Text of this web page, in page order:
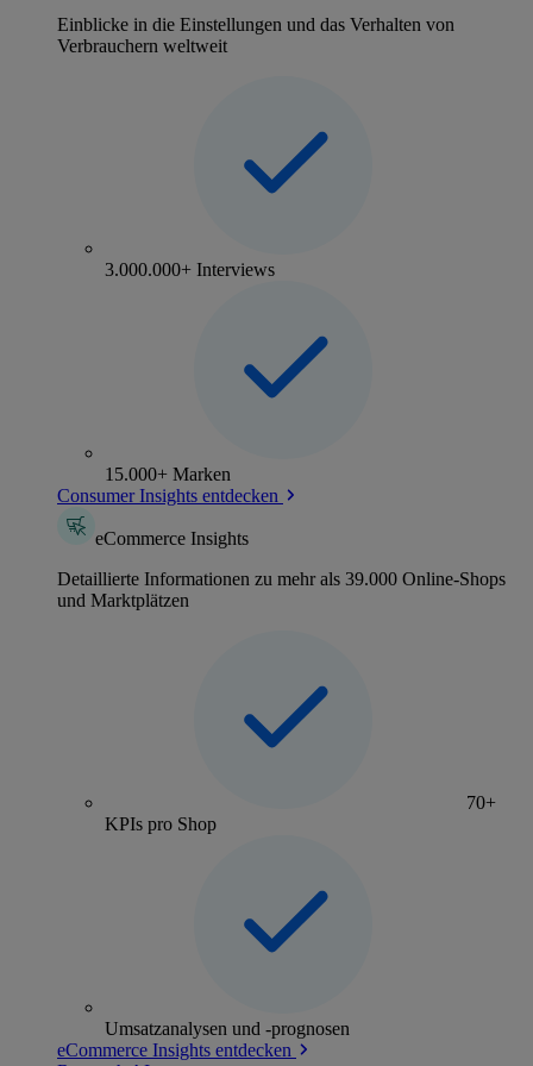
Einblicke in die Einstellungen und das Verhalten von
Verbrauchern weltweit
3.000.000+ Interviews
15.000+ Marken
Consumer Insights entdecken
eCommerce Insights
Detaillierte Informationen zu mehr als 39.000 Online-Shops
und Marktplätzen
70+
KPIs pro Shop
Umsatzanalysen und -prognosen
eCommerce Insights entdecken